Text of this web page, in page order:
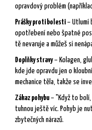
opravdový problém
Prášky proti bolesti – Utlumí
opotřebení nebo špatné
tě nevaruje a můžeš si
Doplňky stravy– Kolagen,
kde jde opravdu jen o
mechanice těla, takže se
Zákaz pohybu – "Když to
tuhnou ještě víc. Pohyb je
zbytečných nárazů.